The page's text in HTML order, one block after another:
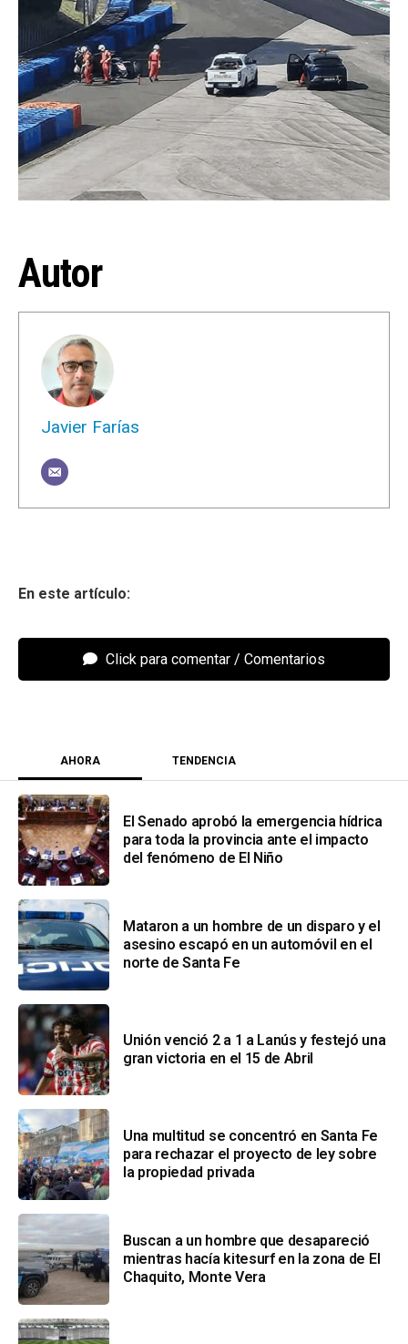
Autor
Javier Farías
Click para comentar
AHORA TENDENCIA
El Senado aprobó la emergencia hídrica
para toda la provincia ante el impacto
del fenómeno de El Niño
Mataron a un hombre de un disparo y el
asesino escapó en un automóvil en el
norte de Santa Fe
Unión venció 2 a 1 a Lanús y festejó una
gran victoria en el 15 de Abril
Una multitud se concentró en Santa Fe
para rechazar el proyecto de ley sobre
la propiedad privada
Buscan a un hombre que desapareció
mientras hacía kitesurf en la zona de El
Chaquito, Monte Vera